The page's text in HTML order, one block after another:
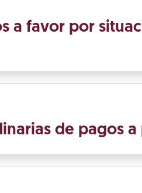
a favor por
de pagos a